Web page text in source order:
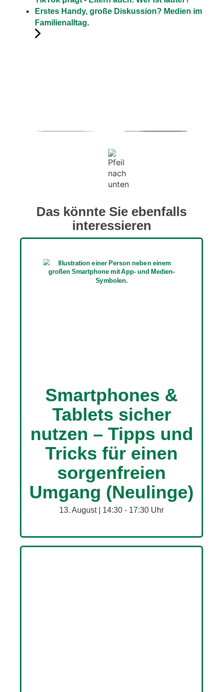
Erstes Handy, große Diskussion? Medien im
Familienalltag.
Das könnte Sie ebenfalls
interessieren
Smartphones &
Tablets sicher
nutzen – Tipps und
Tricks für einen
sorgenfreien
Umgang (Neulinge)
13. August | 14:30 - 17:30